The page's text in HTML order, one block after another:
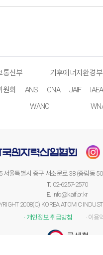
통신부 기후에너지환경부
원회
ANS CNA JAIF IAEA
WANO
서울특별시 중구 서소문로 38 (중림동
T. 02-6257-2570
E. info@kaif.or.kr
2008(C) KOREA ATOMIC
· 개인정보 취급방침
· 이용